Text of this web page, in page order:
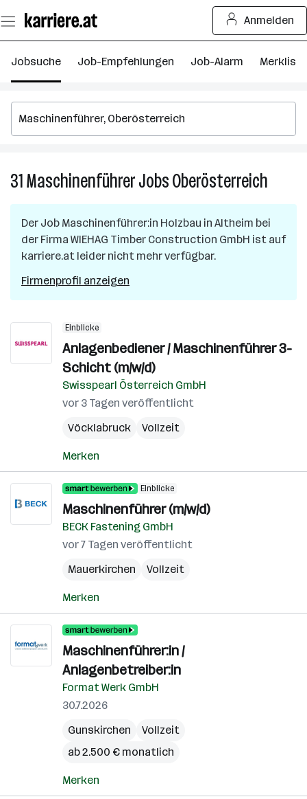
Seiteninhalt
springen
Anmelden
Jobsuche Job-Empfehlungen Job-Alarm Merkliste
31MaschinenführerJobsOberösterreich
in
Der Job Maschinenführer:in Holzbau in Altheim bei
der Firma WIEHAG Timber Construction GmbH ist auf
karriere.at leider nicht mehr verfügbar.
Firmenprofil anzeigen
Einblicke
Anlagenbediener / Maschinenführer 3-
Schicht (m/w/d)
Swisspearl Österreich GmbH
vor 3 Tagen veröffentlicht
Vöcklabruck
Vollzeit
Merken
Einblicke
Maschinenführer (m/w/d)
BECK Fastening GmbH
vor 7 Tagen veröffentlicht
Mauerkirchen
Vollzeit
Merken
Maschinenführer:in /
Anlagenbetreiber:in
Format Werk GmbH
30.7.2026
Gunskirchen
Vollzeit
ab 2.500 € monatlich
Merken